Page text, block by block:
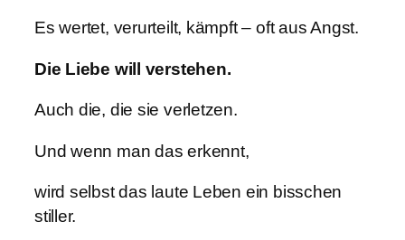
Es wertet, verurteilt, kämpft – oft aus Angst.
Die Liebe will verstehen.
Auch die, die sie verletzen.
Und wenn man das erkennt,
wird selbst das laute Leben ein bisschen
stiller.